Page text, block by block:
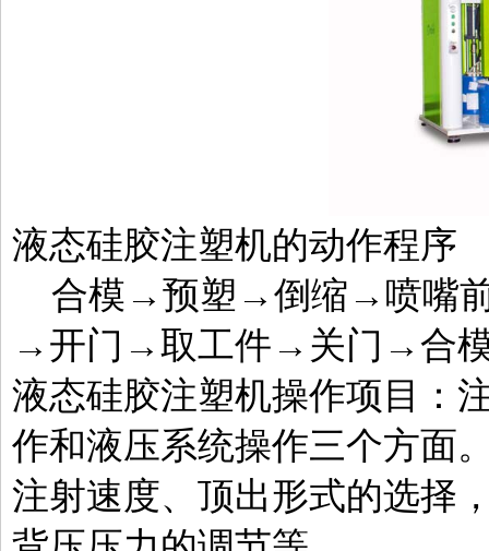
液态硅胶注塑机的动作程序
合模→预塑→倒缩→喷嘴
→开门→取工件→关门→合
液态硅胶注塑机操作项目：
作和液压系统操作三个方面
注射速度、顶出形式的选择